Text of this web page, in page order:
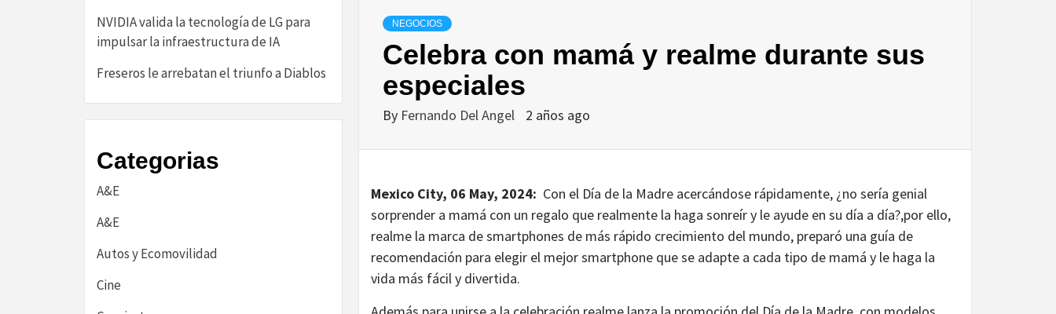
NEGOCIOS
Celebra con mamá y realme durante sus
especiales
By Fernando Del Angel 2 años ago
Mexico City, 06 May, 2024: Con el Día de la Madre acercándose rápidamente, ¿no sería genial
sorprender a mamá con un regalo que realmente la haga sonreír y le ayude en su día a día?,por ello,
realme la marca de smartphones de más rápido crecimiento del mundo, preparó una guía de
recomendación para elegir el mejor smartphone que se adapte a cada tipo de mamá y le haga la
vida más fácil y divertida.
NVIDIA valida la tecnología de LG para
impulsar la infraestructura de IA
Freseros le arrebatan el triunfo a Diablos
Categorias
A&E
A&E
Autos y Ecomovilidad
Cine